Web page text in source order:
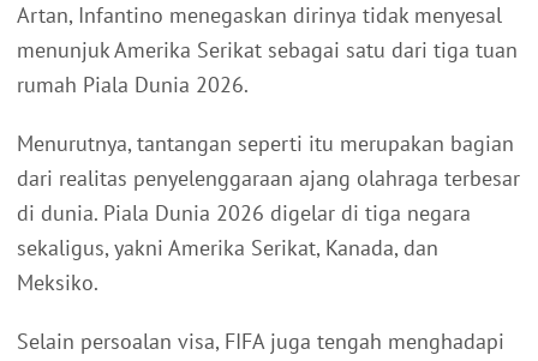
Artan, Infantino menegaskan dirinya tidak menyesal
menunjuk Amerika Serikat sebagai satu dari tiga tuan
rumah Piala Dunia 2026.
Menurutnya, tantangan seperti itu merupakan bagian
dari realitas penyelenggaraan ajang olahraga terbesar
di dunia. Piala Dunia 2026 digelar di tiga negara
sekaligus, yakni Amerika Serikat, Kanada, dan
Meksiko.
Selain persoalan visa, FIFA juga tengah menghadapi